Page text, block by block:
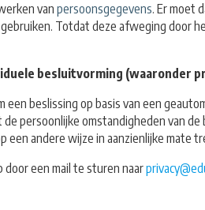
van persoonsgegevens. Er moet
Totdat deze afweging door
besluitvorming (waaronder
beslissing op basis van een
persoonlijke omstandigheden van
andere wijze in aanzienlijke mate
door een mail te sturen naar